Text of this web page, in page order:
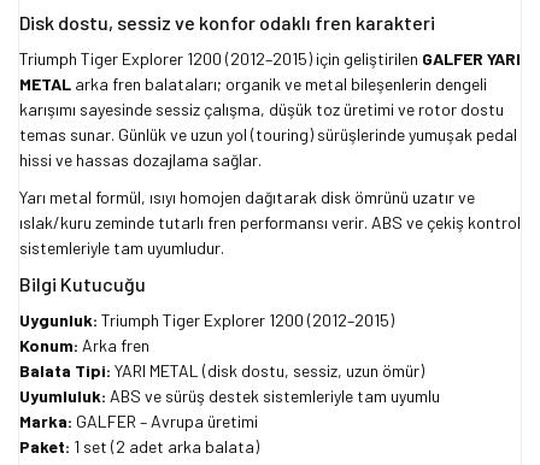
Disk dostu, sessiz ve konfor odaklı fren karakteri
Triumph Tiger Explorer 1200 (2012–2015) için geliştirilen GALFER YARI
METAL arka fren balataları; organik ve metal bileşenlerin dengeli
karışımı sayesinde sessiz çalışma, düşük toz üretimi ve rotor dostu
temas sunar. Günlük ve uzun yol (touring) sürüşlerinde yumuşak pedal
hissi ve hassas dozajlama sağlar.
Yarı metal formül, ısıyı homojen dağıtarak disk ömrünü uzatır ve
ıslak/kuru zeminde tutarlı fren performansı verir. ABS ve çekiş kontrol
sistemleriyle tam uyumludur.
Bilgi Kutucuğu
Uygunluk: Triumph Tiger Explorer 1200 (2012–2015)
Konum: Arka fren
Balata Tipi: YARI METAL (disk dostu, sessiz, uzun ömür)
Uyumluluk: ABS ve sürüş destek sistemleriyle tam uyumlu
Marka: GALFER – Avrupa üretimi
Paket: 1 set (2 adet arka balata)